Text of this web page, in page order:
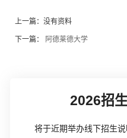
上一篇：没有资料
下一篇： 阿德莱德大学
2026招
将于近期举办线下招生